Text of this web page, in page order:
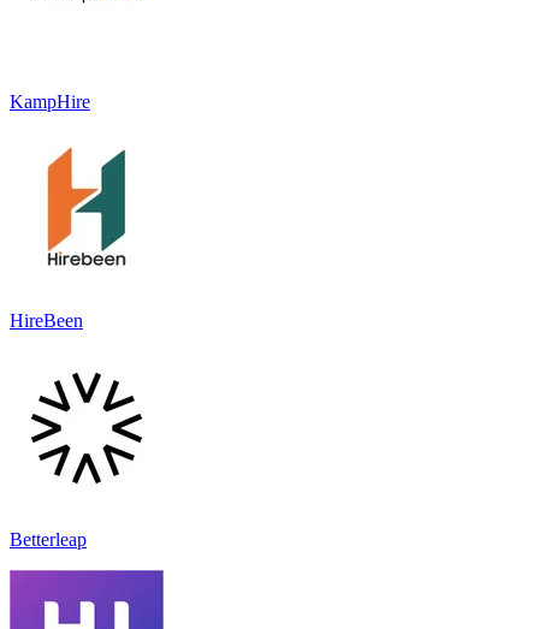
KampHire
HireBeen
Betterleap